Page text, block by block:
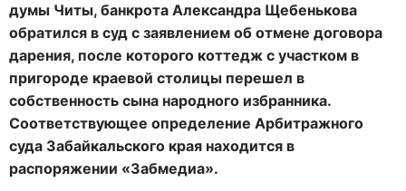
думы Читы, банкрота Александра Щебенькова
обратился в суд с заявлением об отмене договора
дарения, после которого коттедж с участком в
пригороде краевой столицы перешел в
собственность сына народного избранника.
Соответствующее определение Арбитражного
суда Забайкальского края находится в
распоряжении «Забмедиа».